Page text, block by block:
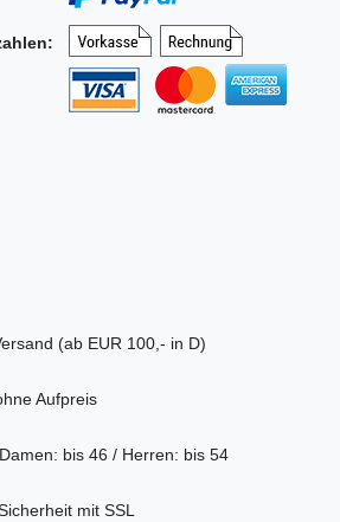
(ab EUR 100,- in D)
Aufpreis
bis 46 / Herren: bis 54
mit SSL